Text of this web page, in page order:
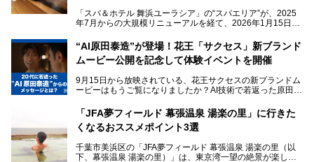
そんな多様なニーズに応える施設が揃っているため、その日
の目的に合った施設がきっと見つかるはずです。
さらに最近では、24時間営業で深夜まで滞在できる施設
や、テレワーク・コワーキングスペースを備えた仕事もでき
るスパも増えており、ただの入浴施設にとどまらない進化を
本記事では、人気スーパー銭湯から絶景施設、コワーキング
スペースや休憩スペースが充実した施設、子連れファミリー
向けの施設など、目的に合わせたおすすめの施設を紹介しま
す。
ださい。
「スパ＆ホテル 舞浜ユーラシア」の“スパエリア”が、2025
年7月からの大規模リニューアルを経て、2026年1月15日
新設エリアや生まれ変わった浴場・サウナの魅力を、人気キ
ャラクター「ユーラシわん」と一緒にご紹介します。必見の
───
提供元：SPA＆HOTEL舞浜ユーラシア【PR】
です。
“AI原田泰造”が登場！花王「サクセス」新ブランド
ムービー公開を記念して体験イベントを開催
9月15日から放映されている、花王サクセスの新ブランドム
ービーはもうご覧になりましたか？AI技術で若返った原田泰
伝えるムービーです。公開を記念して、スパメッツァおおた
か竜泉寺の湯にて体験イベントを開催。花王サクセスの製品
が無料で試せるチャンスです！
提供元：花王株式会社【PR】
この記事は花王株式会社商品のPRレポート記事です。
「JFA夢フィールド 幕張温泉 湯楽の里」に行きた
くなるおススメポイント3選
千葉市美浜区の「JFA夢フィールド 幕張温泉 湯楽の里（以
下、幕張温泉 湯楽の里）」は、東京湾一望の絶景が楽しめ